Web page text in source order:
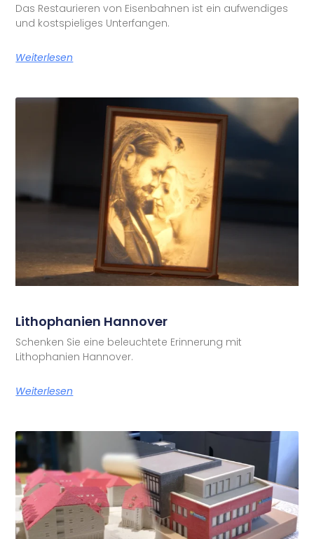
Das Restaurieren von Eisenbahnen ist ein aufwendiges
und kostspieliges Unterfangen.
Weiterlesen
Lithophanien Hannover
Schenken Sie eine beleuchtete Erinnerung mit
Lithophanien Hannover.
Weiterlesen